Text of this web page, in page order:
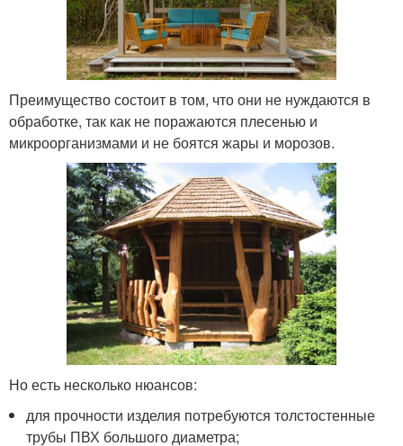
Преимущество состоит в том, что они не нуждаются в
обработке, так как не поражаются плесенью и
микроорганизмами и не боятся жары и морозов.
Но есть несколько нюансов:
для прочности изделия потребуются толстостенные
трубы ПВХ большого диаметра;